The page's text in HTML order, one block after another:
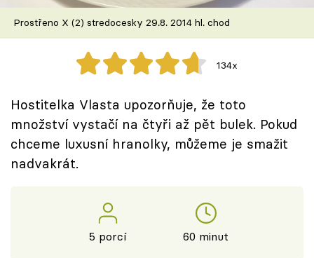
Recepty z TV
Speciál: Cuketa
Sledujte prima+
Přihlášení
Prostřeno X (2) stredocesky 29.8. 2014 hl. chod
134x
Hostitelka Vlasta upozorňuje, že toto
množství vystačí na čtyři až pět bulek. Pokud
chceme luxusní hranolky, můžeme je smažit
nadvakrát.
5 porcí 60 minut